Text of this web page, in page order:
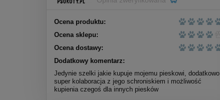
Ocena produktu:
Ocena sklepu:
Ocena dostawy:
Dodatkowy komentarz:
Jedynie szelki jakie kupuje mojemu pieskowi, dodatkowo
super kolaboracja z jego schroniskiem i możliwość
kupienia czegoś dla innych piesków